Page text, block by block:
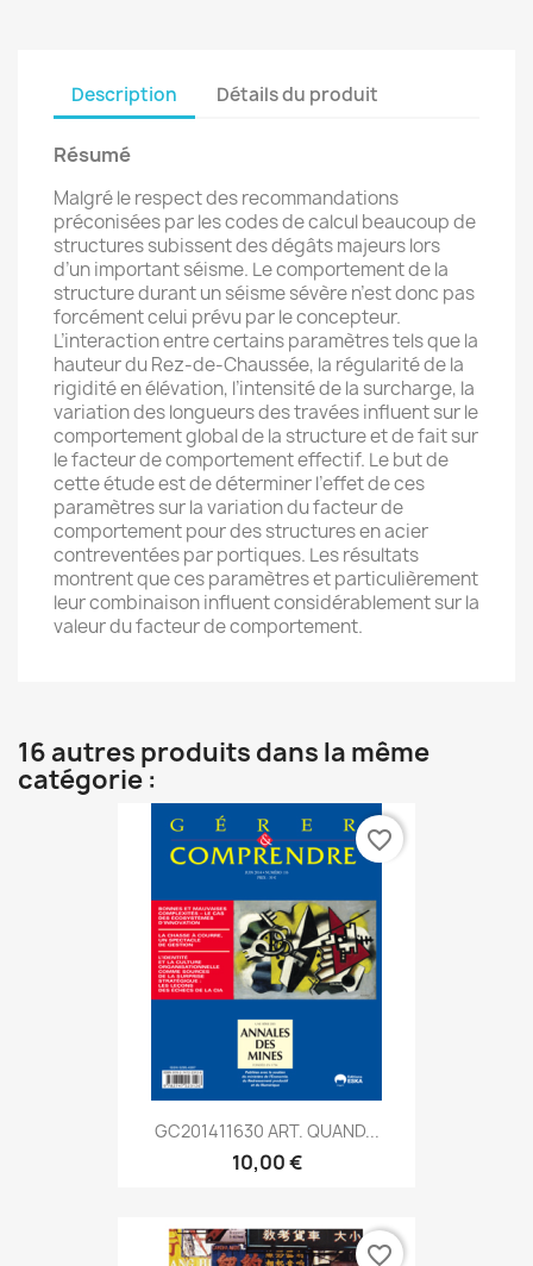
Description Détails du produit
Résumé
Malgré le respect des recommandations
préconisées par les codes de calcul beaucoup de
structures subissent des dégâts majeurs lors
d’un important séisme. Le comportement de la
structure durant un séisme sévère n’est donc pas
forcément celui prévu par le concepteur.
L’interaction entre certains paramètres tels que la
hauteur du Rez-de-Chaussée, la régularité de la
rigidité en élévation, l’intensité de la surcharge, la
variation des longueurs des travées influent sur le
comportement global de la structure et de fait sur
le facteur de comportement effectif. Le but de
cette étude est de déterminer l’effet de ces
paramètres sur la variation du facteur de
comportement pour des structures en acier
contreventées par portiques. Les résultats
montrent que ces paramètres et particulièrement
leur combinaison influent considérablement sur la
valeur du facteur de comportement.
16 autres produits dans la même
catégorie :
GC201411630 ART. QUAND...
10,00 €
favorite_border
favorite_border